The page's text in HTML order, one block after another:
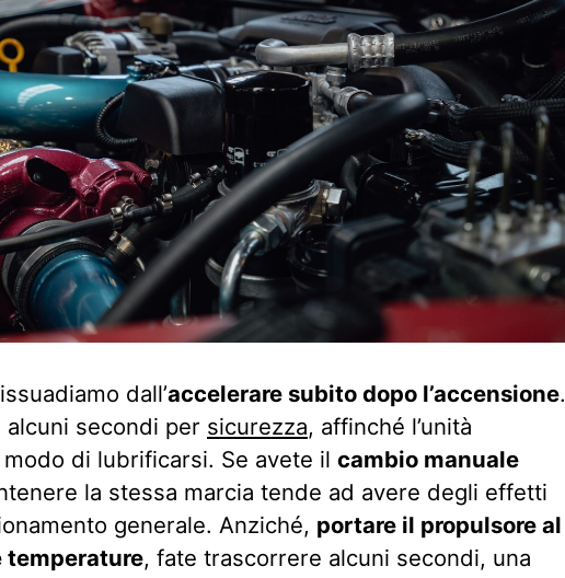
dall’accelerare subito dopo l’accensione.
alcuni secondi per sicurezza, affinché l’unità
di lubrificarsi. Se avete il cambio manuale
la stessa marcia tende ad avere degli effetti
generale. Anziché, portare il propulsore al
temperature, fate trascorrere alcuni secondi, una